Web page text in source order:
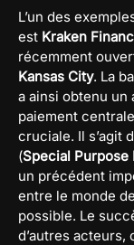
L’un des
est Kraken
récemment
Kansas City. La
a ainsi obtenu un
paiement
cruciale. Il s’agit
(Special
un précédent
entre le monde
possible. Le
d’autres